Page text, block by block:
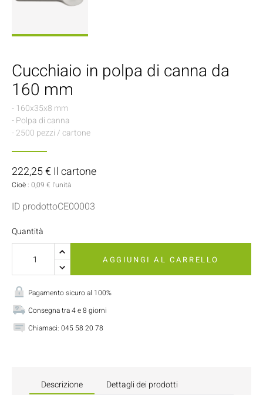
Cucchiaio in polpa di canna da
160 mm
- 160x35x8 mm
- Polpa di canna
- 2500 pezzi / cartone
222,25 € Il cartone
Cioè : 0,09 € l'unità
ID prodottoCE00003
Quantità
AGGIUNGI AL CARRELLO
Pagamento sicuro al 100%
Consegna tra 4 e 8 giorni
Chiamaci: 045 58 20 78
Descrizione Dettagli dei prodotti